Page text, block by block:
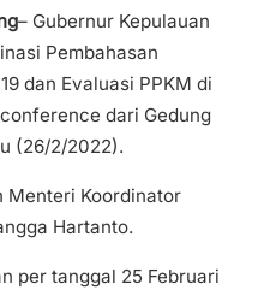
– Gubernur Kepulauan
Pembahasan
dan Evaluasi PPKM di
dari Gedung
(26/2/2022).
Menteri Koordinator
Hartanto.
per tanggal 25 Februari